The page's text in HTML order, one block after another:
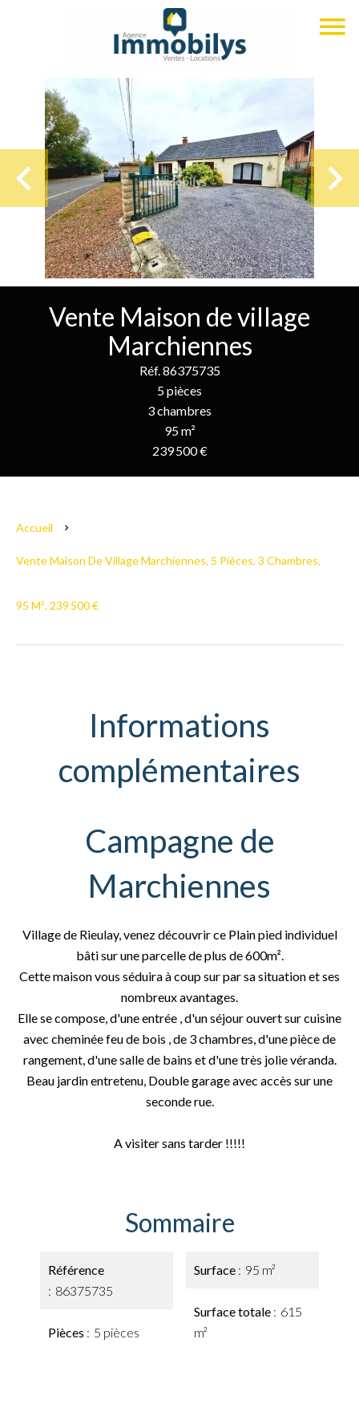
Vente Maison de village
Marchiennes
Réf. 86375735
5 pièces
3 chambres
95 m²
239 500 €
Accueil
Vente Maison De Village Marchiennes, 5 Pièces, 3 Chambres,
95 M², 239 500 €
Informations
complémentaires
Campagne de
Marchiennes
Village de Rieulay, venez découvrir ce Plain pied individuel
bâti sur une parcelle de plus de 600m².
Cette maison vous séduira à coup sur par sa situation et ses
nombreux avantages.
Elle se compose, d'une entrée , d'un séjour ouvert sur cuisine
avec cheminée feu de bois , de 3 chambres, d'une pièce de
rangement, d'une salle de bains et d'une très jolie véranda.
Beau jardin entretenu, Double garage avec accès sur une
seconde rue.
A visiter sans tarder !!!!!
Sommaire
Référence
86375735
Pièces 5 pièces
Surface 95 m²
Surface totale
615
m²